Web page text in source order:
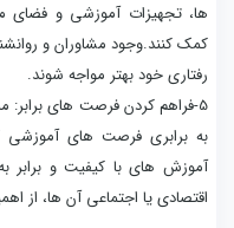
ها، تجهیزات آموزشی و فضای
کمک کنند.وجود مشاوران و
رفتاری خود بهتر مواجه شوند.
5-فراهم کردن فرصت های
به برابری فرصت های آموزشی
آموزش های با کیفیت و برابر
اقتصادی یا اجتماعی آن ها، از